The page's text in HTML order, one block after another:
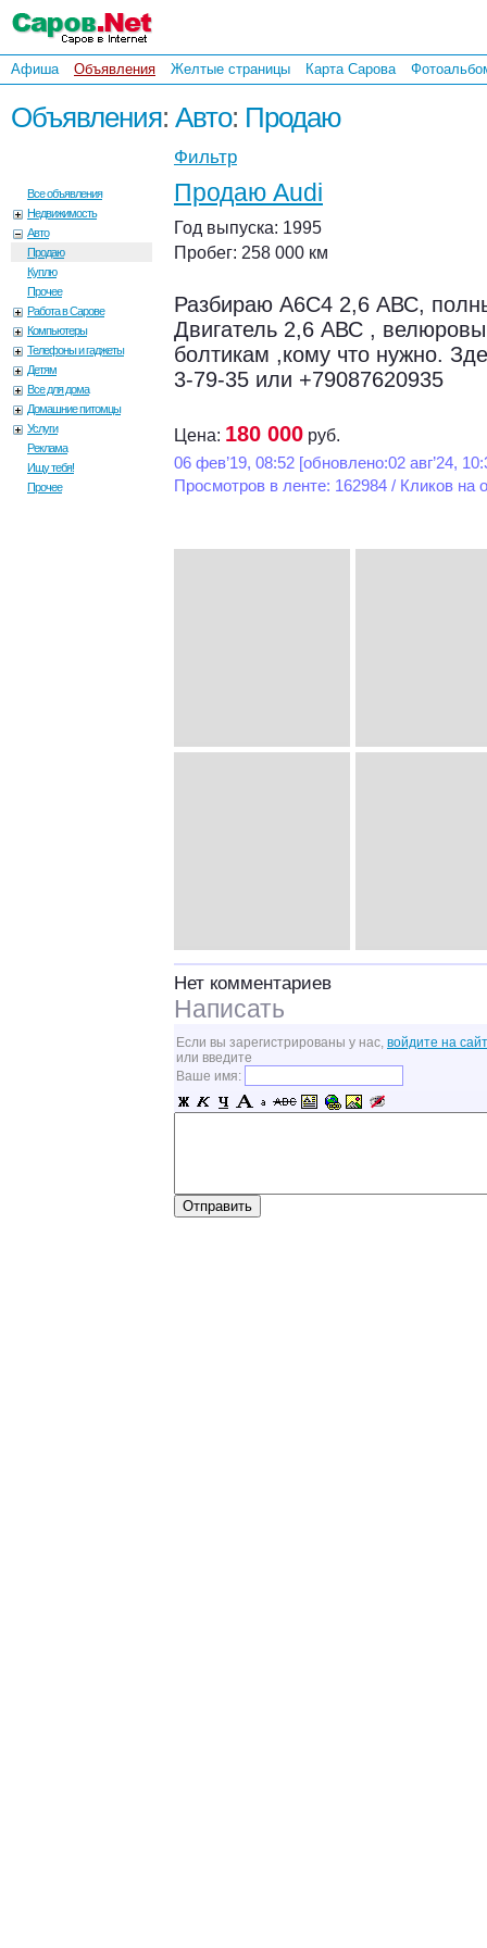
Афиша Объявления Желтые страницы Карта Сарова
Объявления: Авто: Продаю
Все объявления
Недвижимость
Авто
Продаю
Куплю
Прочее
Работа в Сарове
Компьютеры
Телефоны и гаджеты
Детям
Все для дома
Домашние питомцы
Услуги
Реклама
Ищу тебя!
Прочее
Фильтр
Продаю Audi
Год выпуска: 1995
Пробег: 258 000 км
Разбираю А6С4 2,6 АВС,
Двигатель 2,6 АВС ,
болтикам ,кому что нужно.
3-79-35 или +79087620935
Цена: 180 000 руб.
06 фев’19, 08:52 [обновлено:02 авг’24,
Просмотров в ленте: 162984 / Кликов на
Нет комментариев
Написать
Если вы зарегистрированы у нас, войдите на сайт
или введите
Ваше имя: